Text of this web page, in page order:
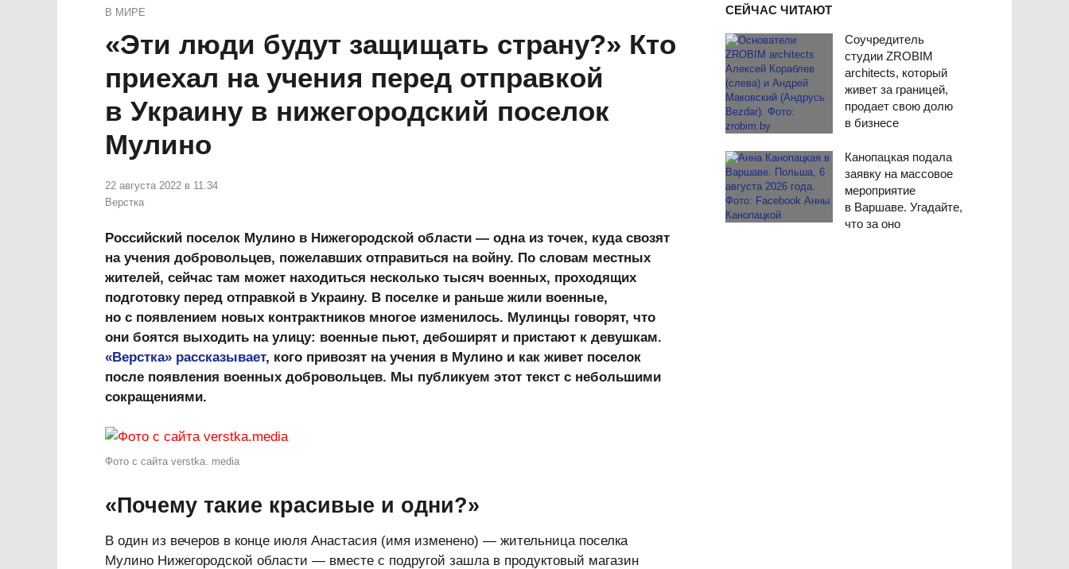
СЕЙЧАС ЧИТАЮТ
Соучредитель
студии ZROBIM
architects, который
живет за границей,
продает свою долю
в бизнесе
Канопацкая подала
заявку на массовое
мероприятие
в Варшаве. Угадайте,
что за оно
В МИРЕ
«Эти люди будут защищать страну?» Кто
приехал на учения перед отправкой
в Украину в нижегородский поселок
Мулино
22 августа 2022 в 11.34
Верстка
Российский поселок Мулино в Нижегородской области — одна из точек, куда свозят
на учения добровольцев, пожелавших отправиться на войну. По словам местных
жителей, сейчас там может находиться несколько тысяч военных, проходящих
подготовку перед отправкой в Украину. В поселке и раньше жили военные,
но с появлением новых контрактников многое изменилось. Мулинцы говорят, что
они боятся выходить на улицу: военные пьют, дебоширят и пристают к девушкам.
«Верстка» рассказывает, кого привозят на учения в Мулино и как живет поселок
после появления военных добровольцев. Мы публикуем этот текст с небольшими
сокращениями.
Фото с сайта verstka. media
«Почему такие красивые и одни?»
В один из вечеров в конце июля Анастасия (имя изменено) — жительница поселка
Мулино Нижегородской области — вместе с подругой зашла в продуктовый магазин